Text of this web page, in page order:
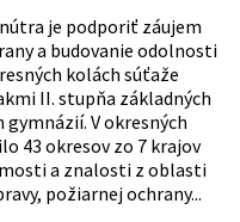
je podporiť záujem
a budovanie odolnosti
kolách súťaže
II. stupňa základných
gymnázií. V okresných
43 okresov zo 7 krajov
a znalosti z oblasti
požiarnej ochrany...